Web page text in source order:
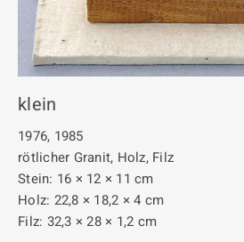
klein
1976, 1985
rötlicher Granit, Holz, Filz
Stein: 16 × 12 × 11 cm
Holz: 22,8 × 18,2 × 4 cm
Filz: 32,3 × 28 × 1,2 cm